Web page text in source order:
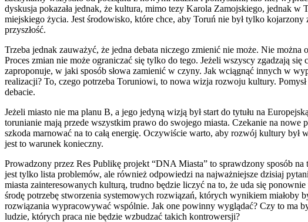
dyskusja pokazała jednak, że kultura, mimo tezy Karola Zamojskiego, jednak
miejskiego życia. Jest środowisko, które chce, aby Toruń nie był tylko
przyszłość.
Trzeba jednak zauważyć, że jedna debata niczego zmienić nie może. Nie
Proces zmian nie może ograniczać się tylko do tego. Jeżeli wszyscy zgadzają
zaproponuje, w jaki sposób słowa zamienić w czyny. Jak wciągnąć innych w
realizacji? To, czego potrzeba Toruniowi, to nowa wizja rozwoju kultury.
debacie.
Jeżeli miasto nie ma planu B, a jego jedyną wizją był start do tytułu na
torunianie mają przede wszystkim prawo do swojego miasta. Czekanie na nowe
szkoda marnować na to całą energię. Oczywiście warto, aby rozwój kultury
jest to warunek konieczny.
Prowadzony przez Res Publikę projekt “DNA Miasta” to sprawdzony sposób
jest tylko lista problemów, ale również odpowiedzi na najważniejsze dzisiaj
miasta zainteresowanych kulturą, trudno będzie liczyć na to, że uda się
środę potrzebę stworzenia systemowych rozwiązań, których wynikiem miałoby
rozwiązania wypracowywać wspólnie. Jak one powinny wyglądać? Czy to ma
ludzie, których praca nie będzie wzbudzać takich kontrowersji?